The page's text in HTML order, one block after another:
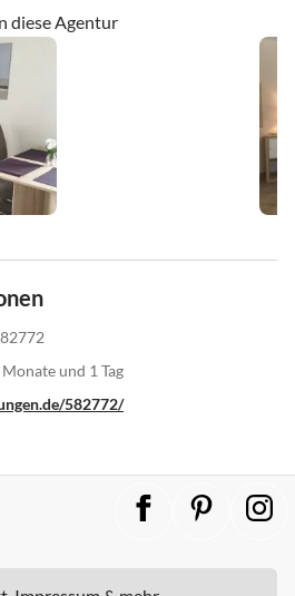
diese Agentur
und 1 Tag
582772/